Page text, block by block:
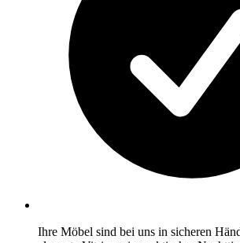
Ihre Möbel sind bei uns in sicheren